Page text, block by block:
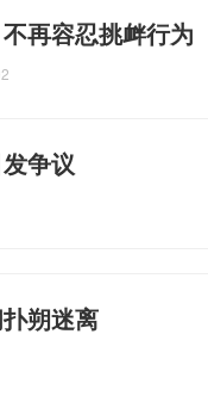
再容忍挑衅行为
争议
朔迷离